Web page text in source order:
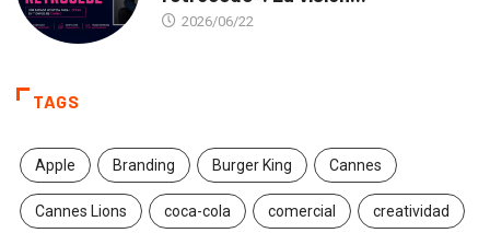
2026/06/22
TAGS
Apple Branding Burger King Cannes
Cannes Lions coca-cola comercial creatividad